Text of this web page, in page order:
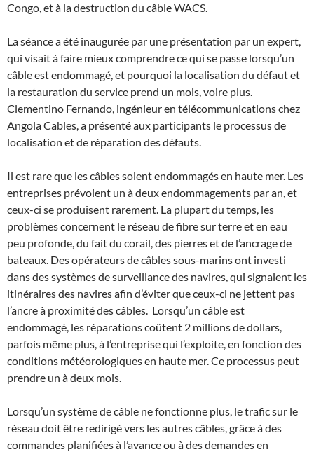
Congo, et à la destruction du câble WACS.
La séance a été inaugurée par une présentation par un expert,
qui visait à faire mieux comprendre ce qui se passe lorsqu’un
câble est endommagé, et pourquoi la localisation du défaut et
la restauration du service prend un mois, voire plus.
Clementino Fernando, ingénieur en télécommunications chez
Angola Cables, a présenté aux participants le processus de
localisation et de réparation des défauts.
Il est rare que les câbles soient endommagés en haute mer. Les
entreprises prévoient un à deux endommagements par an, et
ceux-ci se produisent rarement. La plupart du temps, les
problèmes concernent le réseau de fibre sur terre et en eau
peu profonde, du fait du corail, des pierres et de l’ancrage de
bateaux. Des opérateurs de câbles sous-marins ont investi
dans des systèmes de surveillance des navires, qui signalent les
itinéraires des navires afin d’éviter que ceux-ci ne jettent pas
l’ancre à proximité des câbles. Lorsqu’un câble est
endommagé, les réparations coûtent 2 millions de dollars,
parfois même plus, à l’entreprise qui l’exploite, en fonction des
conditions météorologiques en haute mer. Ce processus peut
prendre un à deux mois.
Lorsqu’un système de câble ne fonctionne plus, le trafic sur le
réseau doit être redirigé vers les autres câbles, grâce à des
commandes planifiées à l’avance ou à des demandes en